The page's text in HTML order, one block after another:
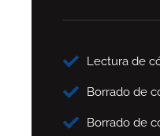
Lectura de
Borrado de
Borrado de